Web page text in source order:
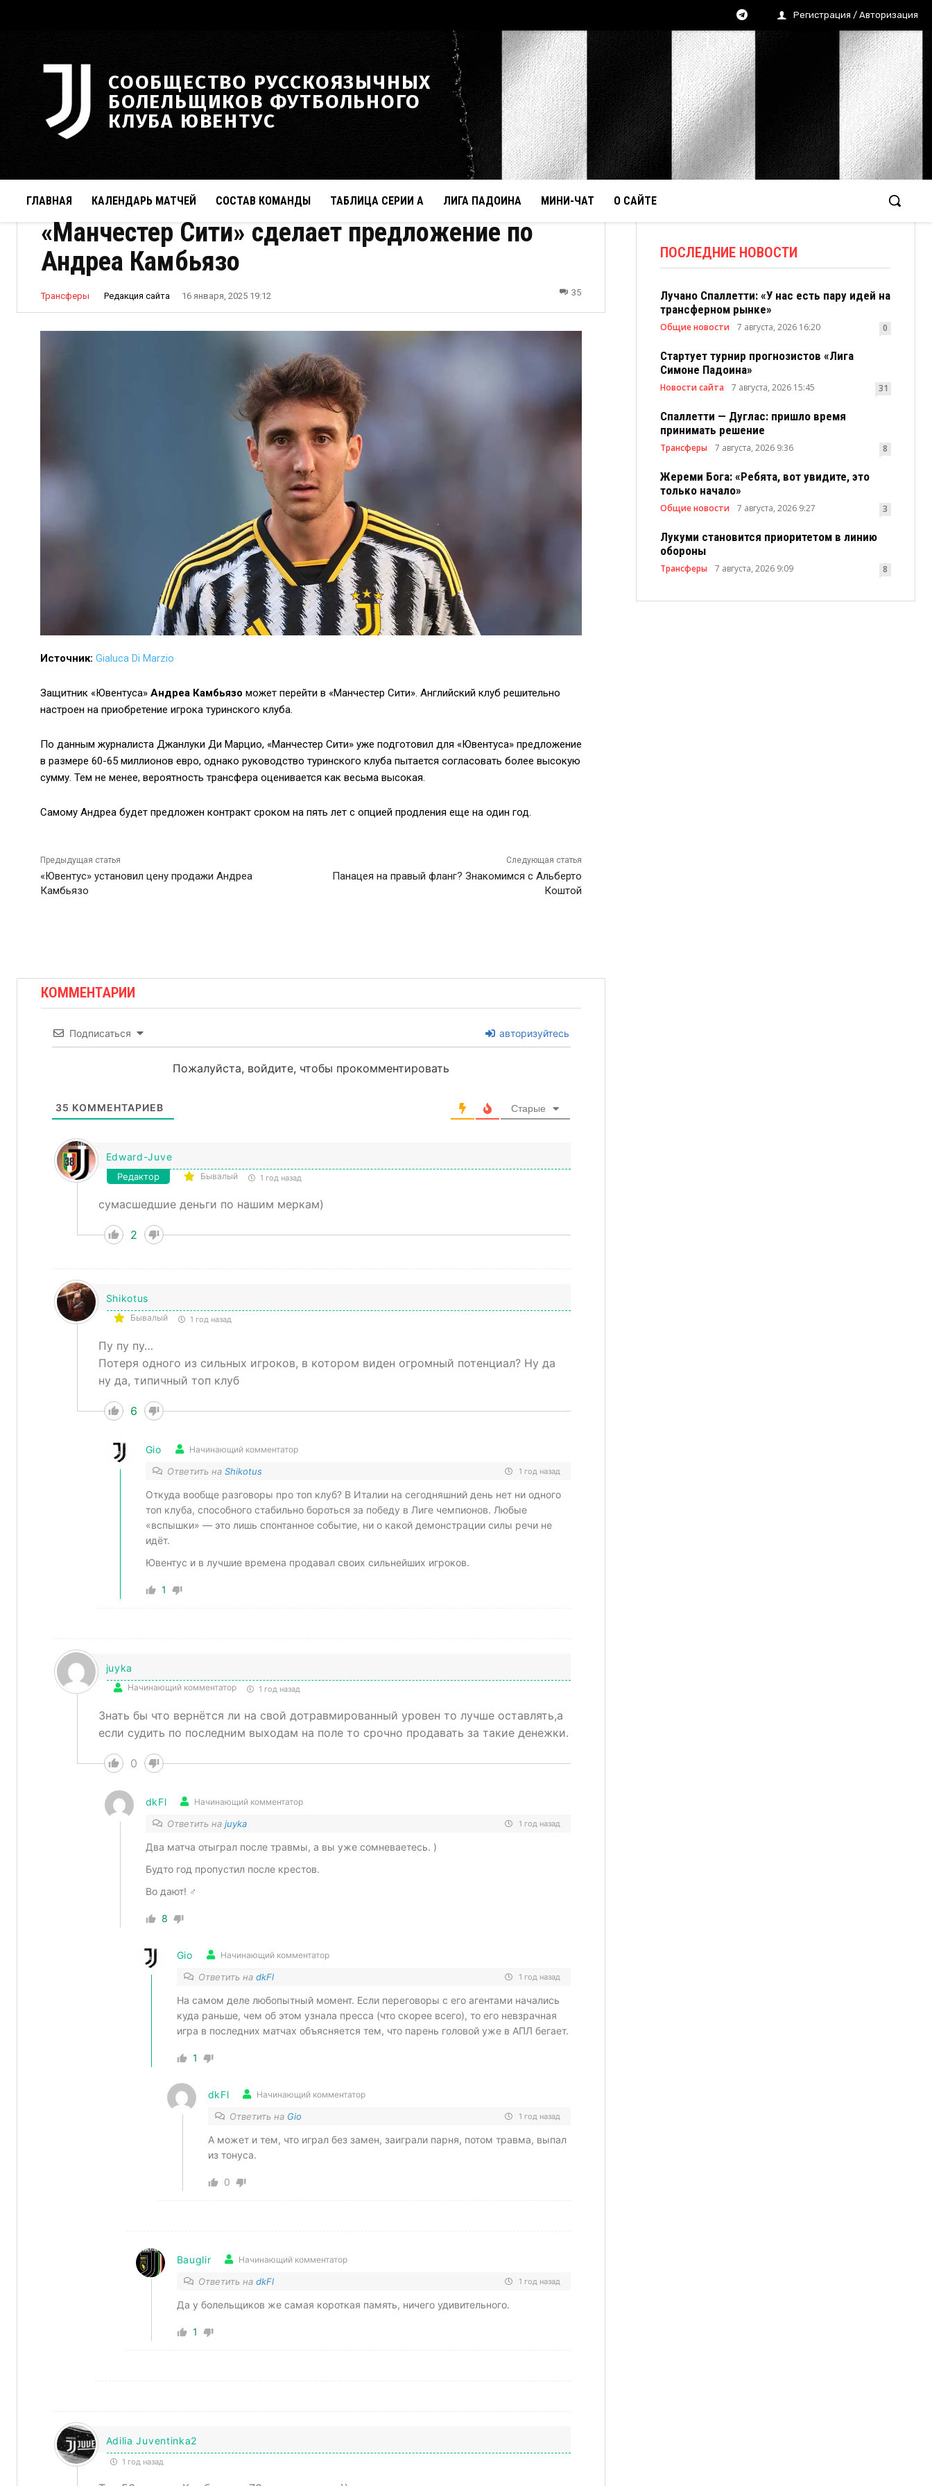
Регистрация / Авторизация
СООБЩЕСТВО РУССКОЯЗЫЧНЫХ
БОЛЕЛЬЩИКОВ ФУТБОЛЬНОГО
КЛУБА ЮВЕНТУС
ГЛАВНАЯ КАЛЕНДАРЬ МАТЧЕЙ СОСТАВ КОМАНДЫ ТАБЛИЦА СЕРИИ А ЛИГА ПАДОИНА МИНИ-ЧАТ О САЙТЕ
«Манчестер Сити» сделает предложение по
Андреа Камбьязо
Трансферы Редакция сайта 16 января, 2025 19:12 35
Источник: Gialuca Di Marzio
Защитник «Ювентуса» Андреа Камбьязо может перейти в «Манчестер Сити». Английский клуб решительно
настроен на приобретение игрока туринского клуба.
По данным журналиста Джанлуки Ди Марцио, «Манчестер Сити» уже подготовил для «Ювентуса» предложение
в размере 60-65 миллионов евро, однако руководство туринского клуба пытается согласовать более высокую
сумму. Тем не менее, вероятность трансфера оценивается как весьма высокая.
Самому Андреа будет предложен контракт сроком на пять лет с опцией продления еще на один год.
Предыдущая статья
«Ювентус» установил цену продажи Андреа
Камбьязо
Следующая статья
Панацея на правый фланг? Знакомимся с Альберто
Коштой
КОММЕНТАРИИ
Подписаться авторизуйтесь
Пожалуйста, войдите, чтобы прокомментировать
35 КОММЕНТАРИЕВ Старые
Edward-Juve
Редактор Бывалый 1 год назад
сумасшедшие деньги по нашим меркам)
2
Shikotus
Бывалый 1 год назад
Пу пу пу…
Потеря одного из сильных игроков, в котором виден огромный потенциал? Ну да
ну да, типичный топ клуб
6
Gio Начинающий комментатор
Ответить на Shikotus 1 год назад
Откуда вообще разговоры про топ клуб? В Италии на сегодняшний день нет ни одного
топ клуба, способного стабильно бороться за победу в Лиге чемпионов. Любые
«вспышки» — это лишь спонтанное событие, ни о какой демонстрации силы речи не
идёт.
Ювентус и в лучшие времена продавал своих сильнейших игроков.
1
juyka
Начинающий комментатор 1 год назад
Знать бы что вернётся ли на свой дотравмированный уровен то лучше оставлять,а
если судить по последним выходам на поле то срочно продавать за такие денежки.
0
dkFl Начинающий комментатор
Ответить на juyka 1 год назад
Два матча отыграл после травмы, а вы уже сомневаетесь. )
Будто год пропустил после крестов.
Во дают! ‍♂️
8
Gio Начинающий комментатор
Ответить на dkFl 1 год назад
На самом деле любопытный момент. Если переговоры с его агентами начались
куда раньше, чем об этом узнала пресса (что скорее всего), то его невзрачная
игра в последних матчах объясняется тем, что парень головой уже в АПЛ бегает.
1
dkFl Начинающий комментатор
Ответить на Gio 1 год назад
А может и тем, что играл без замен, заиграли парня, потом травма, выпал
из тонуса.
0
Bauglir Начинающий комментатор
Ответить на dkFl 1 год назад
Да у болельщиков же самая короткая память, ничего удивительного.
1
Adilia Juventinka2
1 год назад
ПОСЛЕДНИЕ НОВОСТИ
Лучано Спаллетти: «У нас есть пару идей на
трансферном рынке»
Общие новости 7 августа, 2026 16:20 0
Стартует турнир прогнозистов «Лига
Симоне Падоина»
Новости сайта 7 августа, 2026 15:45 31
Спаллетти — Дуглас: пришло время
принимать решение
Трансферы 7 августа, 2026 9:36 8
Жереми Бога: «Ребята, вот увидите, это
только начало»
Общие новости 7 августа, 2026 9:27 3
Лукуми становится приоритетом в линию
обороны
Трансферы 7 августа, 2026 9:09 8